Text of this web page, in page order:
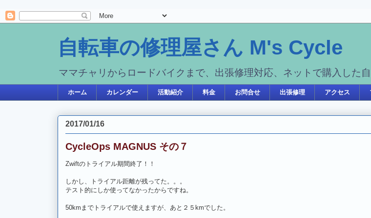
自転車の修理屋さん M's Cycle
ママチャリからロードバイクまで、出張修理対応、ネットで購入した自
ホーム カレンダー 活動紹介 料金 お問合せ 出張修理 アクセス
2017/01/16
CycleOps MAGNUS その７
Zwiftのトライアル期間終了！！
しかし、トライアル距離が残ってた。。。
テスト的にしか使ってなかったからですね。
50kmまでトライアルで使えますが、あと２５kmでした。